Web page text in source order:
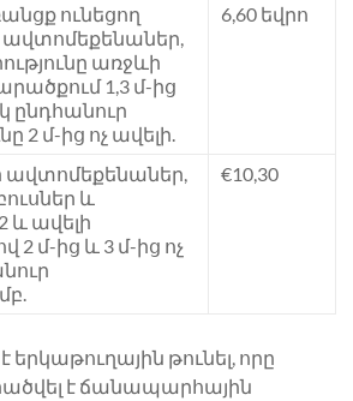
ունեցող
առջևի
1,3 մ-ից
ընդհանուր
2 մ-ից ոչ ավելի.
6,60 եվրո
և
և ավելի
2 մ-ից և 3 մ-ից ոչ
€10,30
երկաթուղային թունել, որը
է ճանապարհային